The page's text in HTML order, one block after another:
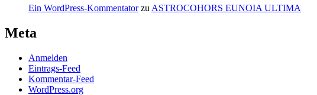
Ein WordPress-Kommentatorzu ASTROCOHORS EUNOIA ULTIMA
Meta
Anmelden
Eintrags-Feed
Kommentar-Feed
WordPress.org